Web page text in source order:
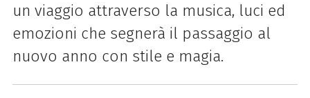
un viaggio attraverso la musica, luci ed
emozioni che segnerà il passaggio al
nuovo anno con stile e magia.